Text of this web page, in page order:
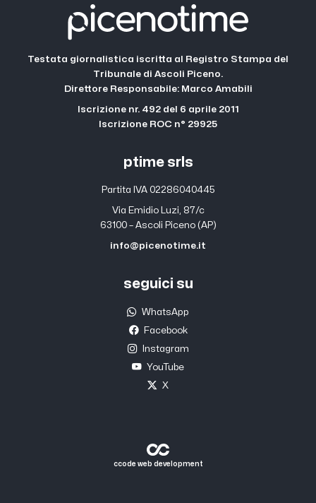
Testata giornalistica iscritta al Registro Stampa del
Tribunale di Ascoli Piceno.
Direttore Responsabile: Marco Amabili
Iscrizione nr. 492 del 6 aprile 2011
Iscrizione ROC n° 29925
ptime srls
Partita IVA 02286040445
Via Emidio Luzi, 87/c
63100 – Ascoli Piceno (AP)
info@picenotime.it
seguici su
WhatsApp
Facebook
Instagram
YouTube
X
ccode web development